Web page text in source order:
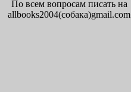
По всем вопросам писать на
allbooks2004(собака)gmail.com